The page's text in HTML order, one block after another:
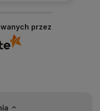
przez